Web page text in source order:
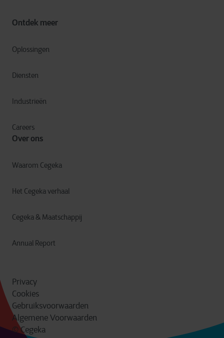
Ontdek meer
Oplossingen
Diensten
Industrieën
Careers
Over ons
Waarom Cegeka
Het Cegeka verhaal
Cegeka & Maatschappij
Annual Report
Privacy
Cookies
Gebruiksvoorwaarden
Algemene Voorwaarden
© Cegeka